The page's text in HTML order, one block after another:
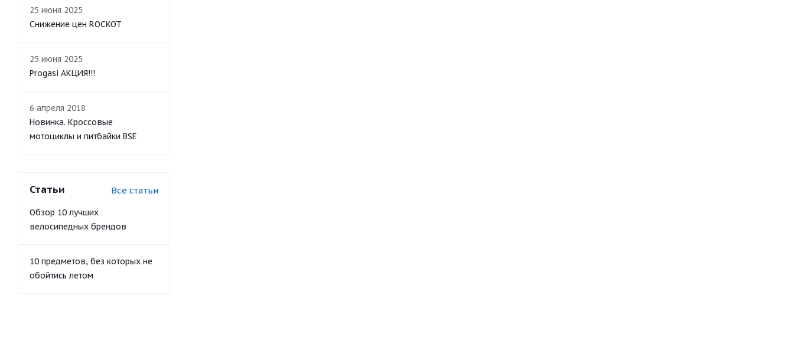
25 июня 2025
Снижение цен ROCKOT
25 июня 2025
Progasi АКЦИЯ!!!
6 апреля 2018
Новинка. Кроссовые
мотоциклы и питбайки BSE
Статьи Все статьи
Обзор 10 лучших
велосипедных брендов
10 предметов, без которых не
обойтись летом